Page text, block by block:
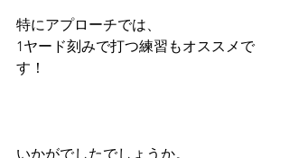
特にアプローチでは、
1ヤード刻みで打つ練習もオススメで
す！
いかがでしたでしょうか。